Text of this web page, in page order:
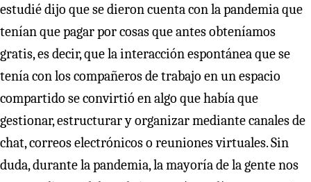
estudié dijo que se dieron cuenta con la pandemia que
tenían que pagar por cosas que antes obteníamos
gratis, es decir, que la interacción espontánea que se
tenía con los compañeros de trabajo en un espacio
compartido se convirtió en algo que había que
gestionar, estructurar y organizar mediante canales de
chat, correos electrónicos o reuniones virtuales. Sin
duda, durante la pandemia, la mayoría de la gente nos